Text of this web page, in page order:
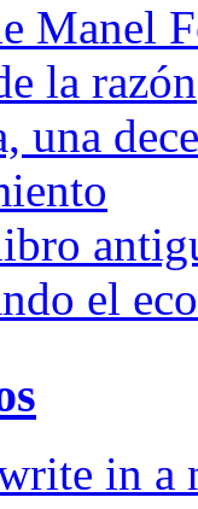
Manel
la razón
una
el
in a